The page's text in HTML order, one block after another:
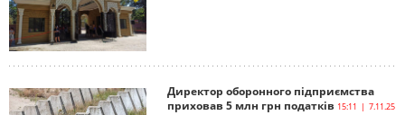
Директор оборонного підприємства
приховав 5 млн грн податків 15:11 | 7.11.25